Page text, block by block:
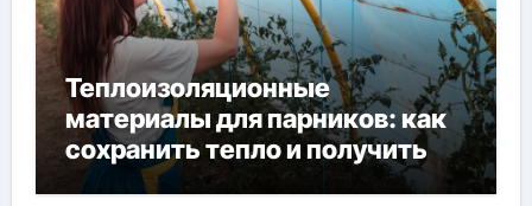
Теплоизоляционные
материалы для парников: как
сохранить тепло и получить
богатый урожай